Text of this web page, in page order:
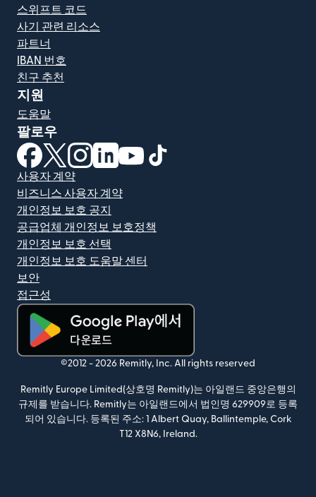
스위프트 코드
사기 관련 리소스
파트너
IBAN 번호
친구 추천
지원
도움말
팔로우
(새 창에서 열림)
(새 창에서 열림)
(새 창에서 열림)
(새 창에서 열림)
(새 창에서 열림)
사용자 계약
비즈니스 사용자 계약
개인정보 보호 공지
공급업체 개인정보 보호정책
개인정보 보호 선택
개인정보 보호 도움말 센터
보안
접근성
(새 창에서 열림)
©2012 - 2026 Remitly, Inc. All rights reserved
Remitly Europe Limited(상호명 Remitly)는 아일랜드 중앙은행의
규제를 받습니다. Remitly는 아일랜드에서 법인명 629909로 등록
되어 있습니다. 등록된 주소: 1 Albert Quay, Ballintemple, Cork
T12 X8N6, Ireland.